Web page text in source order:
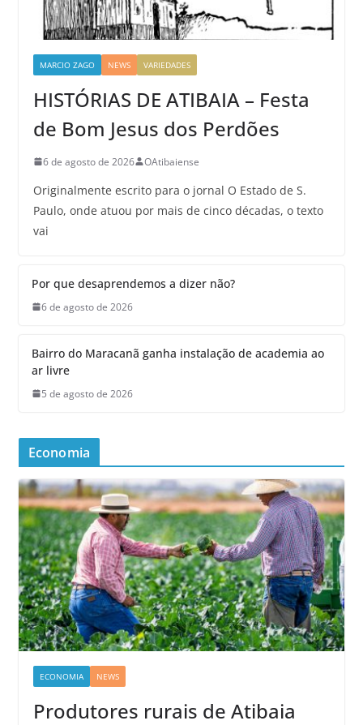
MARCIO ZAGO NEWS VARIEDADES
HISTÓRIAS DE ATIBAIA – Festa
de Bom Jesus dos Perdões
6 de agosto de 2026 OAtibaiense
Originalmente escrito para o jornal O Estado de S.
Paulo, onde atuou por mais de cinco décadas, o texto
vai
Por que desaprendemos a dizer não?
6 de agosto de 2026
Bairro do Maracanã ganha instalação de academia ao
ar livre
5 de agosto de 2026
Economia
ECONOMIA NEWS
Produtores rurais de Atibaia